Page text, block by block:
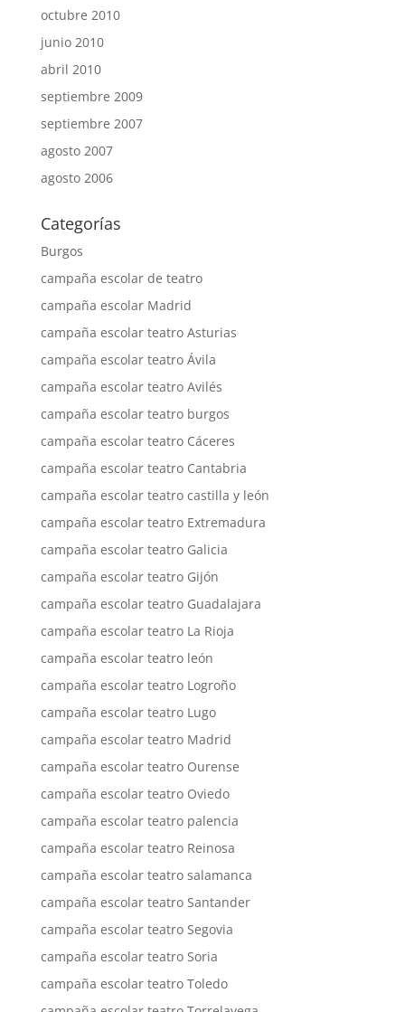
octubre 2010
junio 2010
abril 2010
septiembre 2009
septiembre 2007
agosto 2007
agosto 2006
Categorías
Burgos
campaña escolar de teatro
campaña escolar Madrid
campaña escolar teatro Asturias
campaña escolar teatro Ávila
campaña escolar teatro Avilés
campaña escolar teatro burgos
campaña escolar teatro Cáceres
campaña escolar teatro Cantabria
campaña escolar teatro castilla y león
campaña escolar teatro Extremadura
campaña escolar teatro Galicia
campaña escolar teatro Gijón
campaña escolar teatro Guadalajara
campaña escolar teatro La Rioja
campaña escolar teatro león
campaña escolar teatro Logroño
campaña escolar teatro Lugo
campaña escolar teatro Madrid
campaña escolar teatro Ourense
campaña escolar teatro Oviedo
campaña escolar teatro palencia
campaña escolar teatro Reinosa
campaña escolar teatro salamanca
campaña escolar teatro Santander
campaña escolar teatro Segovia
campaña escolar teatro Soria
campaña escolar teatro Toledo